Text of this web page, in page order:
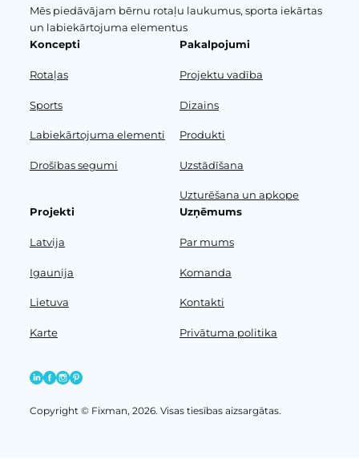
Mēs piedāvājam bērnu rotaļu laukumus, sporta iekārtas
un labiekārtojuma elementus
Koncepti
Rotaļas
Sports
Labiekārtojuma elementi
Drošības segumi
Pakalpojumi
Projektu vadība
Dizains
Produkti
Uzstādīšana
Uzturēšana un apkope
Projekti
Latvija
Igaunija
Lietuva
Karte
Uzņēmums
Par mums
Komanda
Kontakti
Privātuma politika
Copyright © Fixman, 2026. Visas tiesības aizsargātas.